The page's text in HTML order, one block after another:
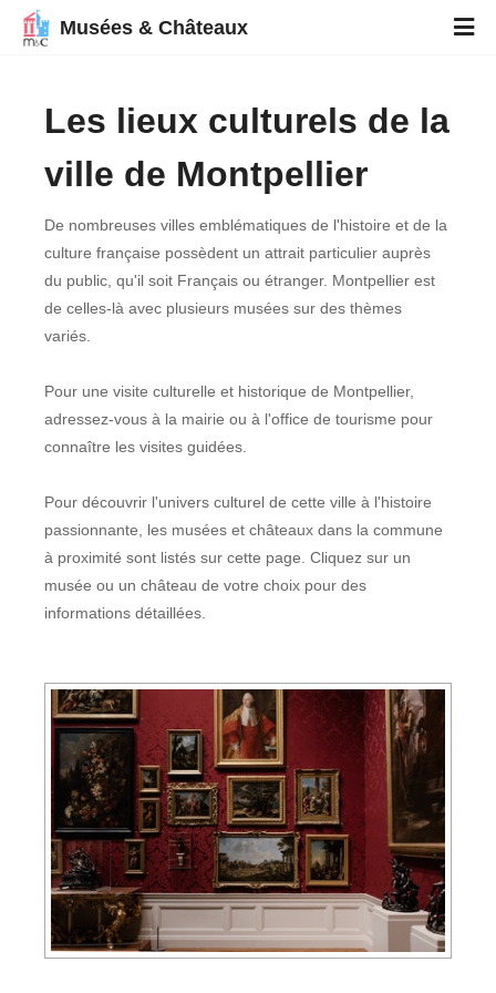
Musées & Châteaux
Les lieux culturels de la
ville de Montpellier
De nombreuses villes emblématiques de l'histoire et de la
culture française possèdent un attrait particulier auprès
du public, qu'il soit Français ou étranger. Montpellier est
de celles-là avec plusieurs musées sur des thèmes
variés.
Pour une visite culturelle et historique de Montpellier,
adressez-vous à la mairie ou à l'office de tourisme pour
connaître les visites guidées.
Pour découvrir l'univers culturel de cette ville à l'histoire
passionnante, les musées et châteaux dans la commune
à proximité sont listés sur cette page. Cliquez sur un
musée ou un château de votre choix pour des
informations détaillées.